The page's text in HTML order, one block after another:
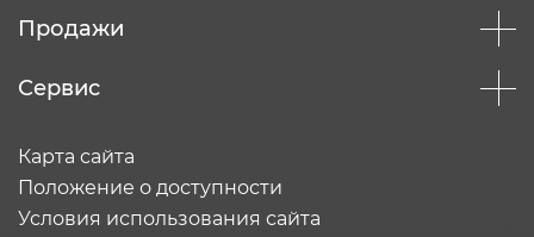
Продажи
Сервис
Карта сайта
Положение о доступности
Условия использования сайта